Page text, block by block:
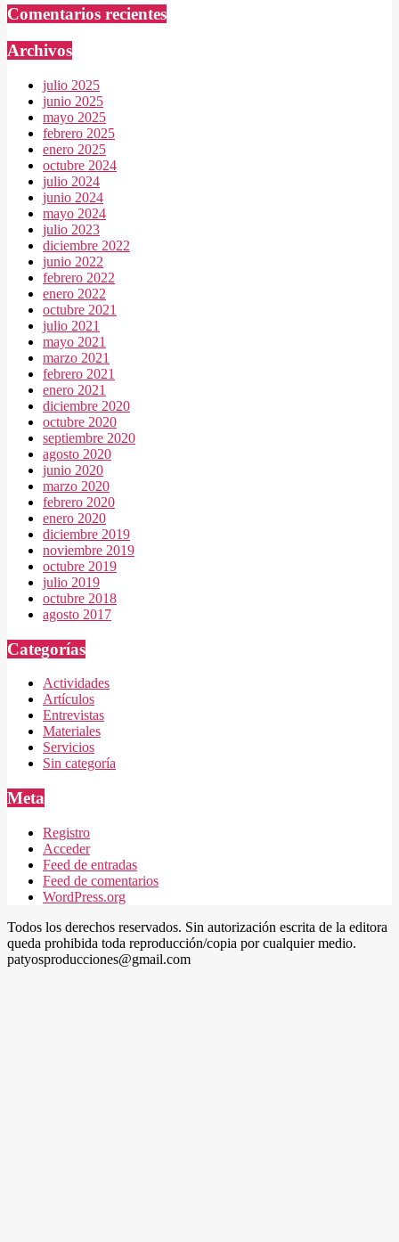
Comentarios recientes
Archivos
julio 2025
junio 2025
mayo 2025
febrero 2025
enero 2025
octubre 2024
julio 2024
junio 2024
mayo 2024
julio 2023
diciembre 2022
junio 2022
febrero 2022
enero 2022
octubre 2021
julio 2021
mayo 2021
marzo 2021
febrero 2021
enero 2021
diciembre 2020
octubre 2020
septiembre 2020
agosto 2020
junio 2020
marzo 2020
febrero 2020
enero 2020
diciembre 2019
noviembre 2019
octubre 2019
julio 2019
octubre 2018
agosto 2017
Categorías
Actividades
Artículos
Entrevistas
Materiales
Servicios
Sin categoría
Meta
Registro
Acceder
Feed de entradas
Feed de comentarios
WordPress.org
Todos los derechos reservados. Sin autorización escrita de la editora
queda prohibida toda reproducción/copia por cualquier medio.
patyosproducciones@gmail.com